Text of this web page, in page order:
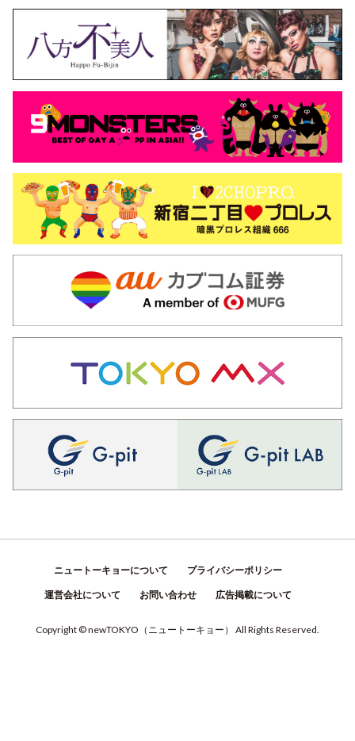
ニュートーキョーについて プライバシーポリシー
運営会社について お問い合わせ 広告掲載について
Copyright © newTOKYO （ ニュートーキョー ） All Rights Reserved.